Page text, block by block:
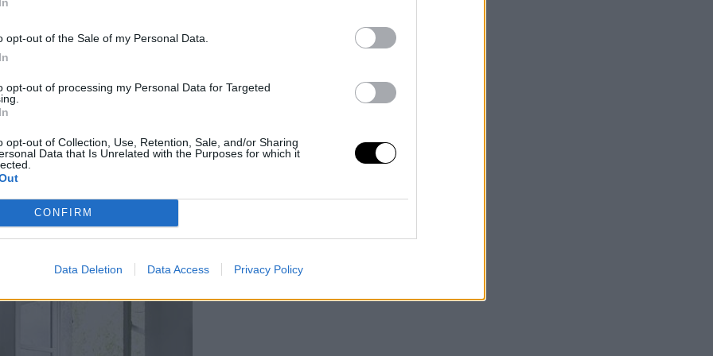
opt-out of the Sale of my Personal Data.
opt-out of processing my Personal Data for Targeted
opt-out of Collection, Use, Retention, Sale, and/or Sharing
Data that Is Unrelated with the Purposes for which it
CONFIRM
Data Deletion Data Access Privacy Policy
Maria Killam (@mariakillam)
ή ιντάστριαλ (βιομηχανικό) ύφος για
τότε το μπιστρό τραπεζάκι για καφέ
στο χώρο γαλλική φινέτσα και τον
Wythe Hotel (@wythehotel)στις Δεκ 25, 2016,